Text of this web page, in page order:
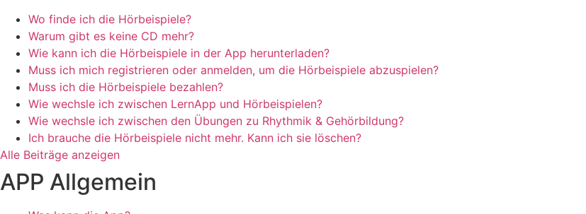
Wo finde ich die Hörbeispiele?
Warum gibt es keine CD mehr?
Wie kann ich die Hörbeispiele in der App herunterladen?
Muss ich mich registrieren oder anmelden, um die Hörbeispiele abzuspielen?
Muss ich die Hörbeispiele bezahlen?
Wie wechsle ich zwischen LernApp und Hörbeispielen?
Wie wechsle ich zwischen den Übungen zu Rhythmik & Gehörbildung?
Ich brauche die Hörbeispiele nicht mehr. Kann ich sie löschen?
Alle Beiträge anzeigen
APP Allgemein